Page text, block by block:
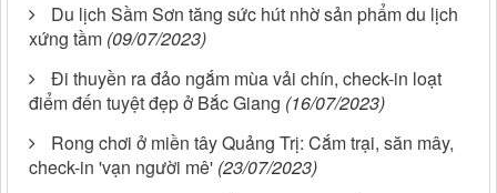
Du lịch Sầm Sơn tăng sức hút nhờ sản phẩm du lịch
xứng tầm (09/07/2023)
Đi thuyền ra đảo ngắm mùa vải chín, check-in loạt
điểm đến tuyệt đẹp ở Bắc Giang (16/07/2023)
Rong chơi ở miền tây Quảng Trị: Cắm trại, săn mây,
check-in 'vạn người mê' (23/07/2023)